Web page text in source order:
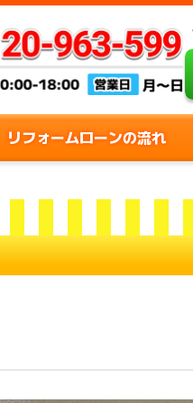
リフォームローンの流れ